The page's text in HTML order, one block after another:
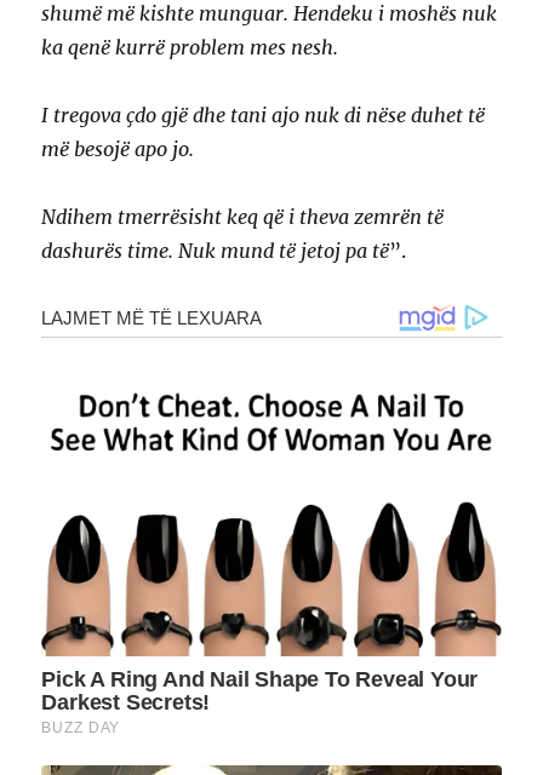
shumë më kishte munguar. Hendeku i moshës nuk
ka qenë kurrë problem mes nesh.
I tregova çdo gjë dhe tani ajo nuk di nëse duhet të
më besojë apo jo.
Ndihem tmerrësisht keq që i theva zemrën të
dashurës time. Nuk mund të jetoj pa të”.